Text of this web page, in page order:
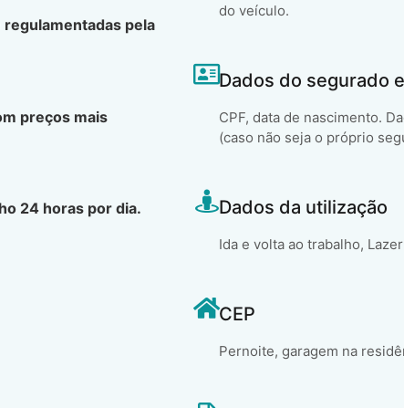
pela
preços mais
24 horas por dia.
do veículo.
Dados do segurado
CPF, data de nascimento.
(caso não seja o próprio
Dados da utilização
Ida e volta ao trabalho,
CEP
Pernoite, garagem na